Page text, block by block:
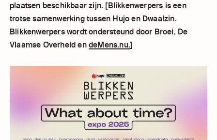
plaatsen beschikbaar zijn. [Blikkenwerpers is een
trotse samenwerking tussen Hujo en Dwaalzin.
Blikkenwerpers wordt ondersteund door Broei, De
Vlaamse Overheid en deMens.nu.]